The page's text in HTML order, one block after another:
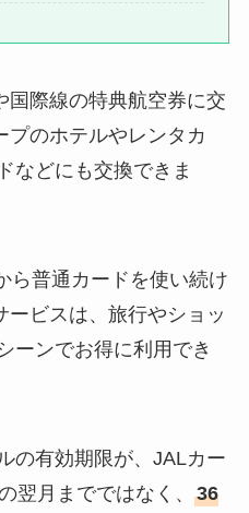
国際線の特典航空券に交
プのホテルやレンタカ
などにも交換できま
ら普通カードを使い続け
ービスは、旅行やショッ
ーンでお得に利用でき
の有効期限が、JALカー
翌月までではなく、 36